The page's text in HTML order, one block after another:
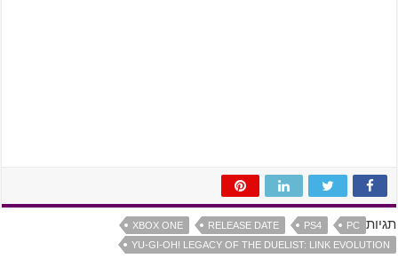
תגיות PC
PS4
RELEASE DATE
XBOX ONE
YU-GI-OH! LEGACY OF THE DUELIST: LINK EVOLUTION